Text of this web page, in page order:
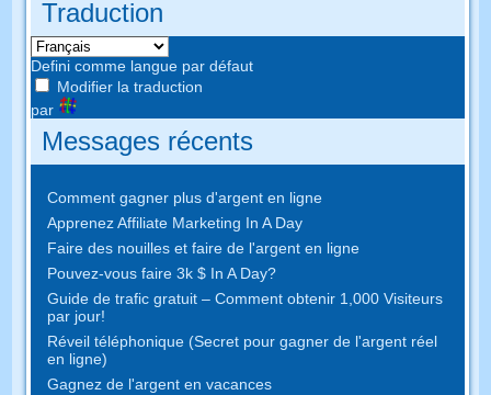
Traduction
Defini comme langue par défaut
Modifier la traduction
par
Messages récents
Comment gagner plus d'argent en ligne
Apprenez Affiliate Marketing In A Day
Faire des nouilles et faire de l'argent en ligne
Pouvez-vous faire 3k $ In A Day?
Guide de trafic gratuit – Comment obtenir 1,000 Visiteurs
par jour!
Réveil téléphonique (Secret pour gagner de l'argent réel
en ligne)
Gagnez de l'argent en vacances